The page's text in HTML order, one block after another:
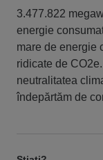
3.477.822
energie
mare de energie
ridicate de
neutralitatea
îndepărtăm de